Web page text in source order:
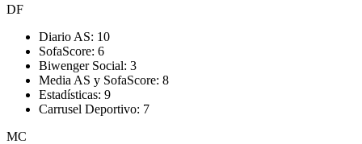
DF
Diario AS: 10
SofaScore: 6
Biwenger Social: 3
Media AS y SofaScore: 8
Estadísticas: 9
Carrusel Deportivo: 7
MC